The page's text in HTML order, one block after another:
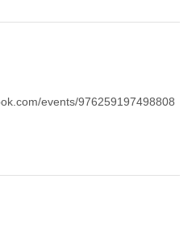
events/976259197498808